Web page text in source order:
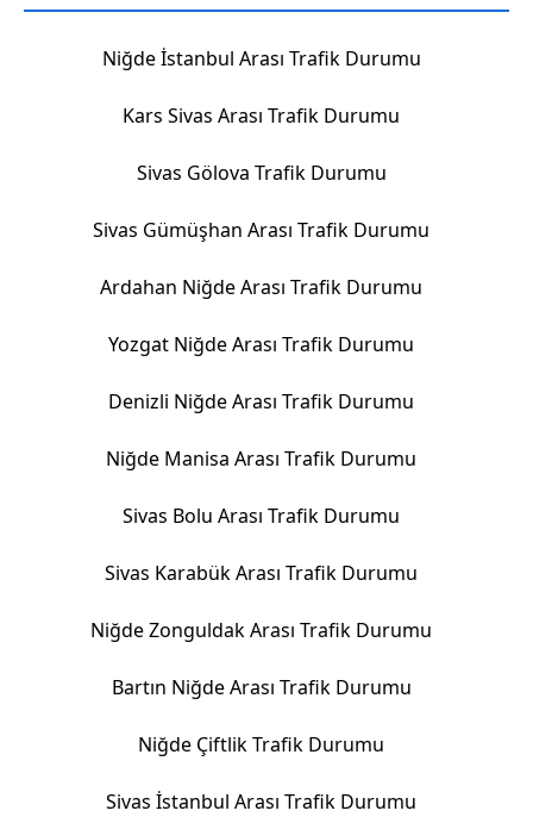
Niğde İstanbul Arası Trafik Durumu
Kars Sivas Arası Trafik Durumu
Sivas Gölova Trafik Durumu
Sivas Gümüşhan Arası Trafik Durumu
Ardahan Niğde Arası Trafik Durumu
Yozgat Niğde Arası Trafik Durumu
Denizli Niğde Arası Trafik Durumu
Niğde Manisa Arası Trafik Durumu
Sivas Bolu Arası Trafik Durumu
Sivas Karabük Arası Trafik Durumu
Niğde Zonguldak Arası Trafik Durumu
Bartın Niğde Arası Trafik Durumu
Niğde Çiftlik Trafik Durumu
Sivas İstanbul Arası Trafik Durumu